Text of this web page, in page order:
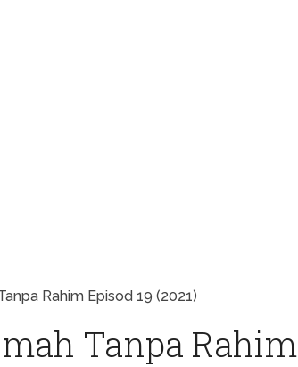
Rahim Episod 19 (2021)
Tanpa Rahim